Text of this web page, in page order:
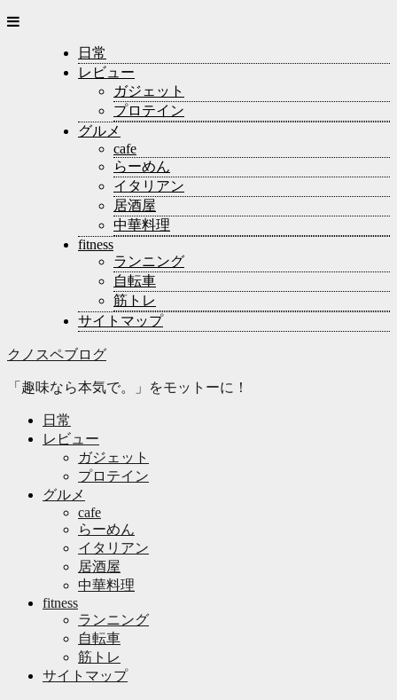
日常
レビュー
ガジェット
プロテイン
グルメ
cafe
らーめん
イタリアン
居酒屋
中華料理
fitness
ランニング
自転車
筋トレ
サイトマップ
クノスペブログ
「趣味なら本気で。」をモットーに！
日常
レビュー
ガジェット
プロテイン
グルメ
cafe
らーめん
イタリアン
居酒屋
中華料理
fitness
ランニング
自転車
筋トレ
サイトマップ